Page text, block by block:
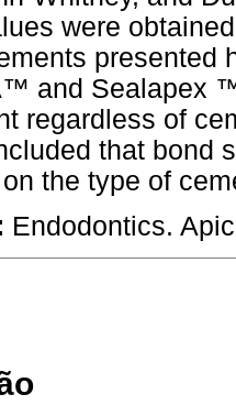
were
presented
and Sealapex
regardless of
that bond
the type of
Endodontics.